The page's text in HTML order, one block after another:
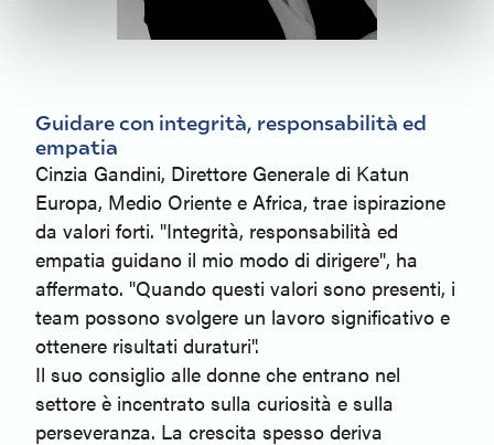
Guidare con integrità, responsabilità ed
empatia
Cinzia Gandini, Direttore Generale di Katun
Europa, Medio Oriente e Africa, trae ispirazione
da valori forti. "Integrità, responsabilità ed
empatia guidano il mio modo di dirigere", ha
affermato. "Quando questi valori sono presenti, i
team possono svolgere un lavoro significativo e
ottenere risultati duraturi".
Il suo consiglio alle donne che entrano nel
settore è incentrato sulla curiosità e sulla
perseveranza. La crescita spesso deriva